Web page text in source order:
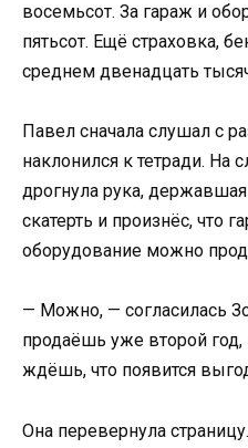
восемьсот. За гараж и
пятьсот. Ещё страховка,
среднем двенадцать
Павел сначала слушал с
наклонился к тетради. На
дрогнула рука,
скатерть и произнёс, что
оборудование можно
— Можно, — согласилась
продаёшь уже второй
ждёшь, что появится
Она перевернула